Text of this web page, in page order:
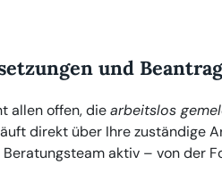
und
allen offen, diearbeitslos
direkt über Ihre zuständige
aktiv – von der